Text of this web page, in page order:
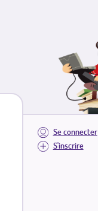
Se connecter
S'inscrire